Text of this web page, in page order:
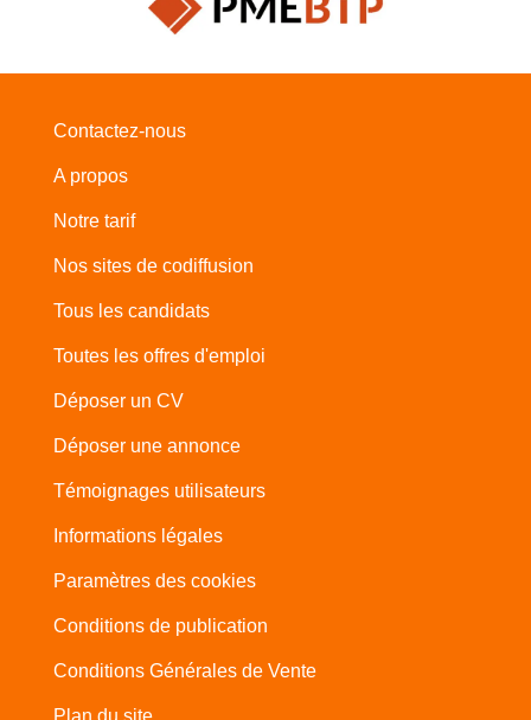
Contactez-nous
A propos
Notre tarif
Nos sites de codiffusion
Tous les candidats
Toutes les offres d'emploi
Déposer un CV
Déposer une annonce
Témoignages utilisateurs
Informations légales
Paramètres des cookies
Conditions de publication
Conditions Générales de Vente